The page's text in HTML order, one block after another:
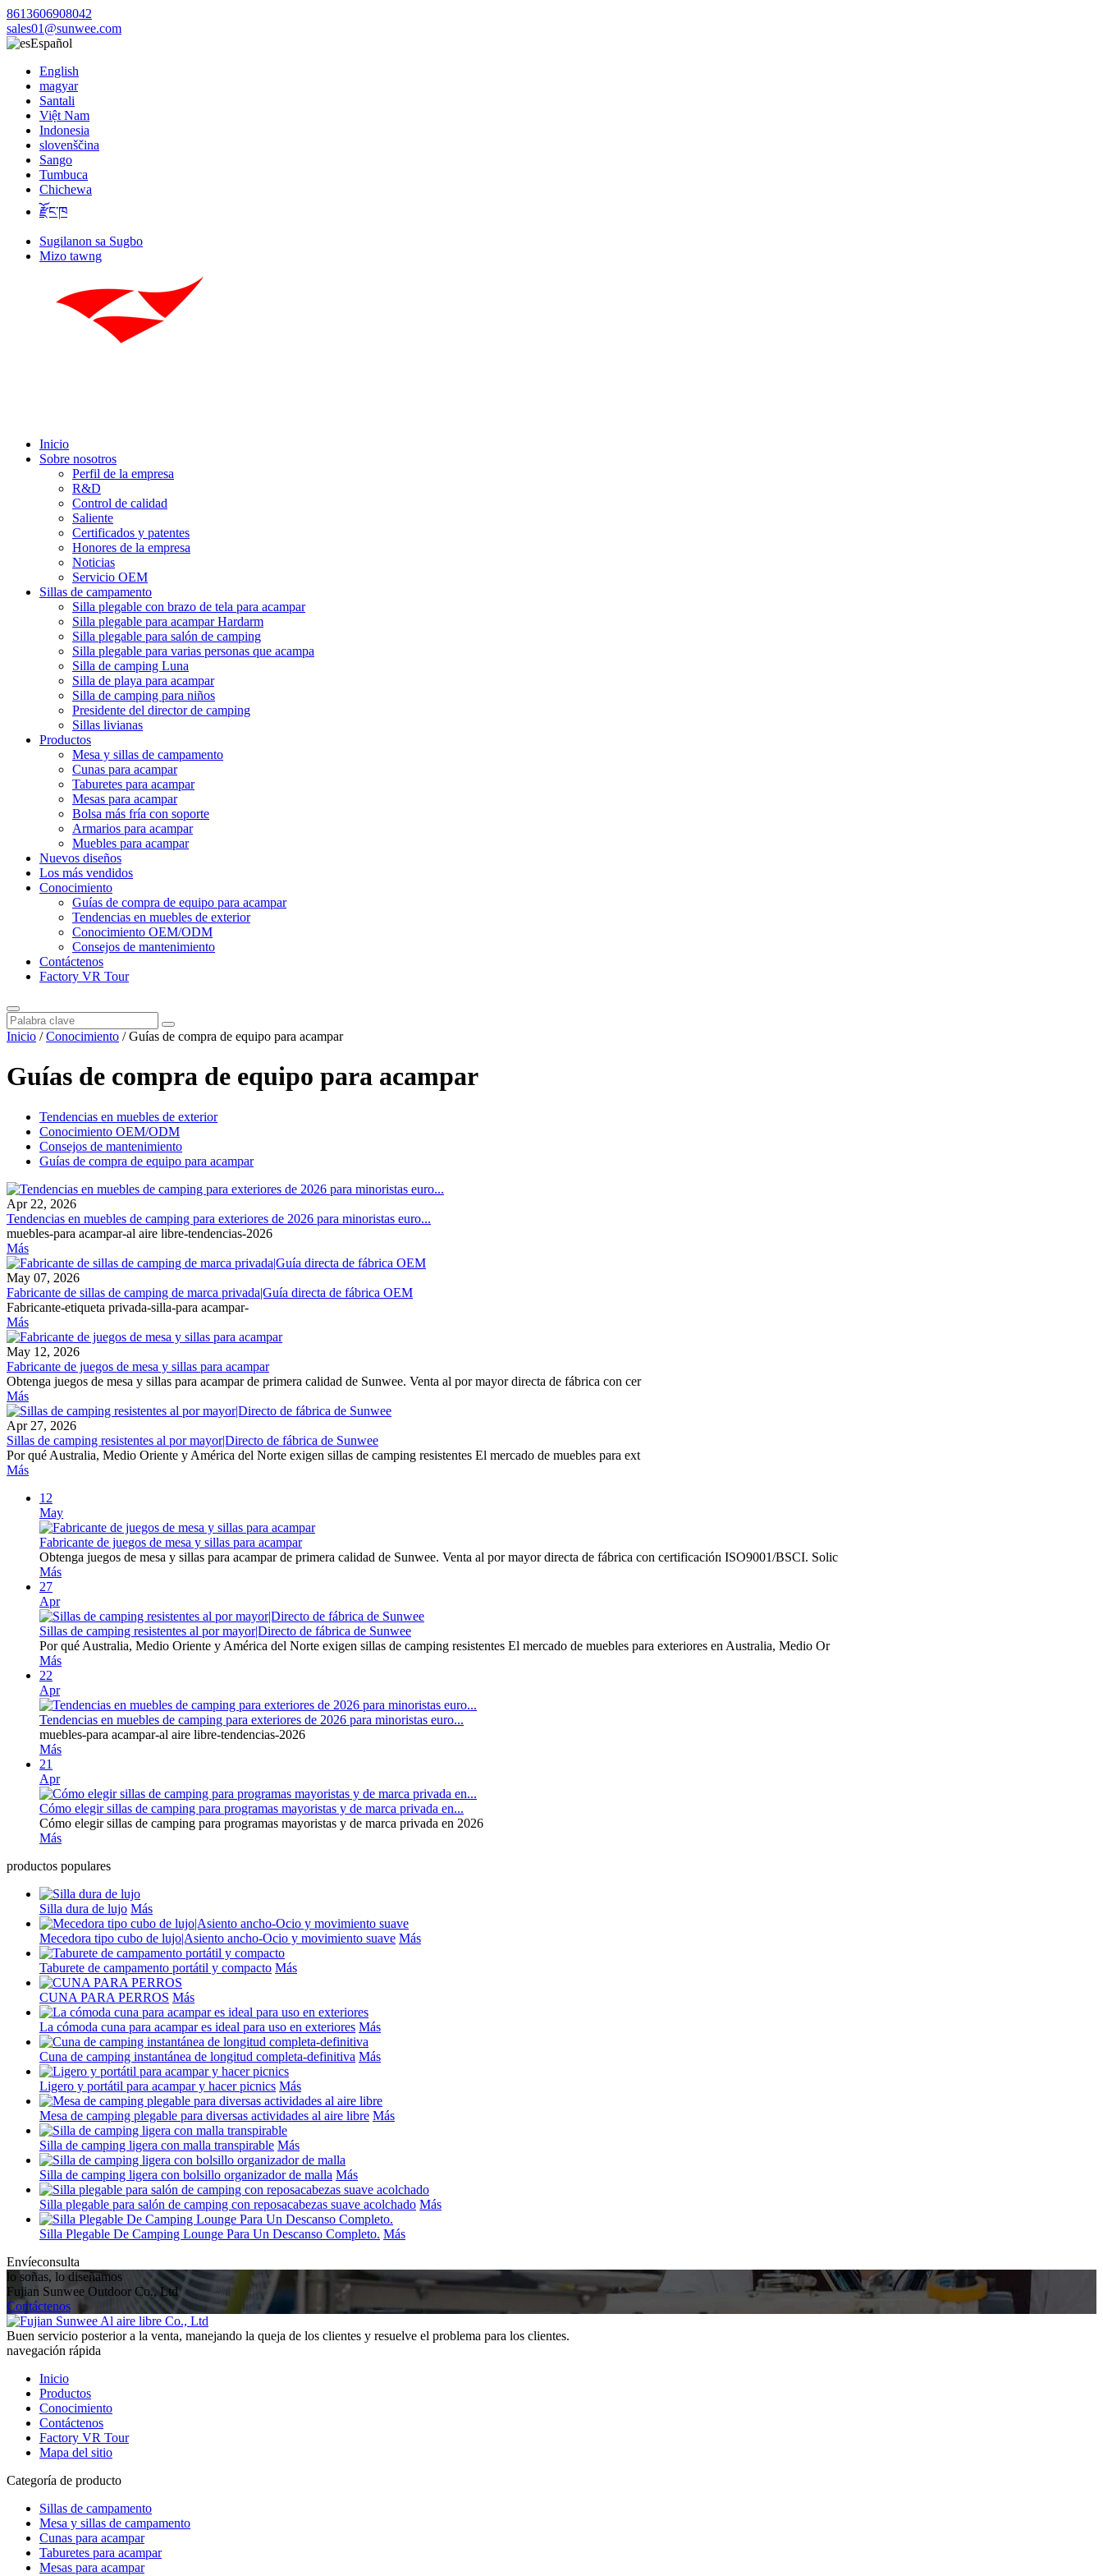
8613606908042
sales01@sunwee.com
Español
English
magyar
Santali
Việt Nam
Indonesia
slovenščina
Sango
Tumbuca
Chichewa
རྫོང་ཁ
Sugilanon sa Sugbo
Mizo tawng
Inicio
Sobre nosotros
Perfil de la empresa
R&D
Control de calidad
Saliente
Certificados y patentes
Honores de la empresa
Noticias
Servicio OEM
Sillas de campamento
Silla plegable con brazo de tela para acampar
Silla plegable para acampar Hardarm
Silla plegable para salón de camping
Silla plegable para varias personas que acampa
Silla de camping Luna
Silla de playa para acampar
Silla de camping para niños
Presidente del director de camping
Sillas livianas
Productos
Mesa y sillas de campamento
Cunas para acampar
Taburetes para acampar
Mesas para acampar
Bolsa más fría con soporte
Armarios para acampar
Muebles para acampar
Nuevos diseños
Los más vendidos
Conocimiento
Guías de compra de equipo para acampar
Tendencias en muebles de exterior
Conocimiento OEM/ODM
Consejos de mantenimiento
Contáctenos
Factory VR Tour
Inicio /Conocimiento /Guías de compra de equipo para acampar
Guías de compra de equipo para acampar
Tendencias en muebles de exterior
Conocimiento OEM/ODM
Consejos de mantenimiento
Guías de compra de equipo para acampar
Apr 22, 2026
Tendencias en muebles de camping para exteriores de 2026 para minoristas euro...
muebles-para acampar-al aire libre-tendencias-2026
Más
May 07, 2026
Fabricante de sillas de camping de marca privada|Guía directa de fábrica OEM
Fabricante-etiqueta privada-silla-para acampar-
Más
May 12, 2026
Fabricante de juegos de mesa y sillas para acampar
Obtenga juegos de mesa y sillas para acampar de primera calidad de Sunwee. Venta al por mayor directa de fábrica con cer
Más
Apr 27, 2026
Sillas de camping resistentes al por mayor|Directo de fábrica de Sunwee
Por qué Australia, Medio Oriente y América del Norte exigen sillas de camping resistentes El mercado de muebles para ext
Más
12
May
Fabricante de juegos de mesa y sillas para acampar
Obtenga juegos de mesa y sillas para acampar de primera calidad de Sunwee. Venta al por mayor directa de fábrica con certificación ISO9001/BSCI. Solic
Más
27
Apr
Sillas de camping resistentes al por mayor|Directo de fábrica de Sunwee
Por qué Australia, Medio Oriente y América del Norte exigen sillas de camping resistentes El mercado de muebles para exteriores en Australia, Medio Or
Más
22
Apr
Tendencias en muebles de camping para exteriores de 2026 para minoristas euro...
muebles-para acampar-al aire libre-tendencias-2026
Más
21
Apr
Cómo elegir sillas de camping para programas mayoristas y de marca privada en...
Cómo elegir sillas de camping para programas mayoristas y de marca privada en 2026
Más
productos populares
Silla dura de lujo Más
Mecedora tipo cubo de lujo|Asiento ancho-Ocio y movimiento suave Más
Taburete de campamento portátil y compacto Más
CUNA PARA PERROS Más
La cómoda cuna para acampar es ideal para uso en exteriores Más
Cuna de camping instantánea de longitud completa-definitiva Más
Ligero y portátil para acampar y hacer picnics Más
Mesa de camping plegable para diversas actividades al aire libre Más
Silla de camping ligera con malla transpirable Más
Silla de camping ligera con bolsillo organizador de malla Más
Silla plegable para salón de camping con reposacabezas suave acolchado Más
Silla Plegable De Camping Lounge Para Un Descanso Completo. Más
Envíeconsulta
lo soñas, lo diseñamos
Fujian Sunwee Outdoor Co., Ltd
Contáctenos
Buen servicio posterior a la venta, manejando la queja de los clientes y resuelve el problema para los clientes.
navegación rápida
Inicio
Productos
Conocimiento
Contáctenos
Factory VR Tour
Mapa del sitio
Categoría de producto
Sillas de campamento
Mesa y sillas de campamento
Cunas para acampar
Taburetes para acampar
Mesas para acampar